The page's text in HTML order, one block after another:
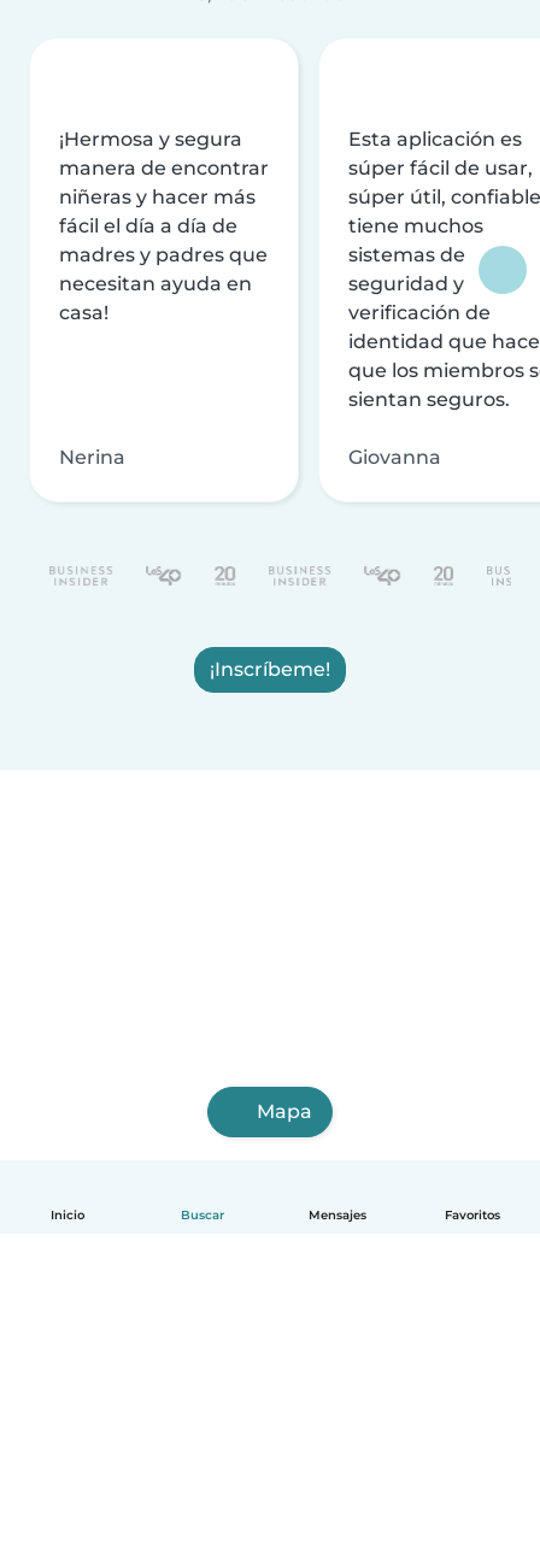
Inicio Buscar Mensajes Favoritos
¡Hermosa y segura
manera de encontrar
niñeras y hacer más
fácil el día a día de
madres y padres que
necesitan ayuda en
casa!
Nerina
Esta aplicación es
súper fácil de usar,
súper útil,
tiene muchos
sistemas de
seguridad y
verificación de
identidad que
que los miembros
sientan seguros.
Giovanna
¡Inscríbeme!
Mapa